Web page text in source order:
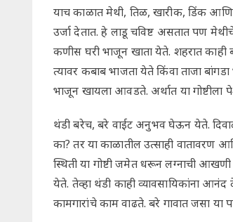
याच काळात मेथी, तिळ, खारीक, डिंक
उर्जा देतात. हे लाडू चविष्ट असतात पण
कणीस घरी भाजून खाता येते. शहरात काही
त्यावर कबाब भाजता येते किंवा ताजा
भाजून खायला आवडते. अर्थात या गोष्टीला
थंडी बरेच, बरे वाईट अनुभव घेऊन येते.
का? तर या काळातील उत्साही वातावरण
स्थिती या गोष्टी जमेत धरून लग्नाची
येते. तेव्हा थंडी काही व्यावसायिकांना आनंद
कामगारांचे काम वाढते. बरे गावात जसा या